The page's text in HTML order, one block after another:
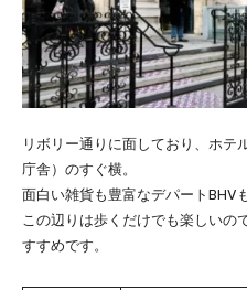
リボリー通りに面しており、ホ
庁舎）のすぐ横。
面白い雑貨も豊富なデパートBHV
この辺りは歩くだけでも楽しいの
すすめです。